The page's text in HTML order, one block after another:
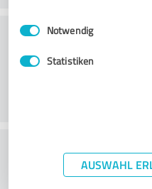
Impressum
Einwilligungsauswahl
Notwendig
Statistiken
AUSWAHL
O que
preço/